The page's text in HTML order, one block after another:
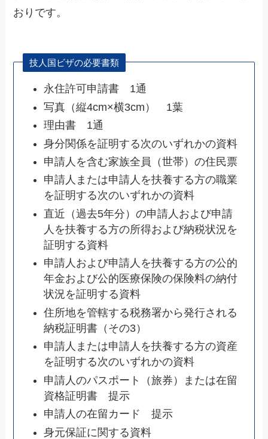
おりです。
技人国ビザの必要書類
永住許可申請書 1通
写真（縦4cm×横3cm） 1葉
理由書 1通
身分関係を証明する次のいずれかの資料
申請人を含む家族全員（世帯）の住民票
申請人または申請人を扶養する方の職業
を証明する次のいずれかの資料
直近（過去5年分）の申請人および申請
人を扶養する方の所得および納税状況を
証明する資料
申請人および申請人を扶養する方の公的
年金および公的医療保険の保険料の納付
状況を証明する資料
住所地を管轄する税務署から発行される
納税証明書（その3）
申請人または申請人を扶養する方の資産
を証明する次のいずれかの資料
申請人のパスポート（旅券）または在留
資格証明書 提示
申請人の在留カード 提示
身元保証に関する資料